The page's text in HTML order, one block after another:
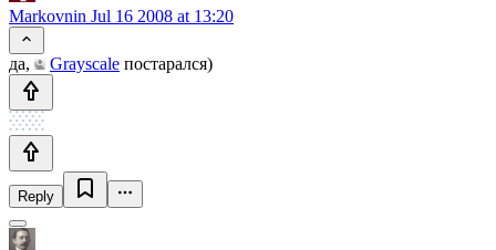
Markovnin Jul 16 2008 at 13:20
да, Grayscale постарался)
Reply